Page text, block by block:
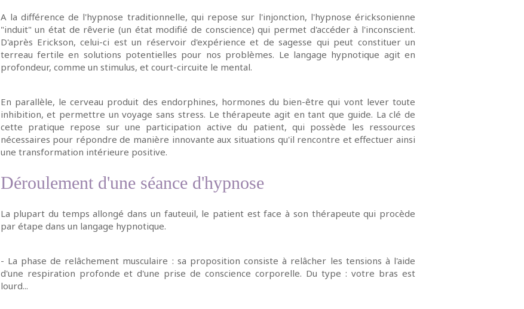
A la différence de l'hypnose traditionnelle, qui repose sur l'injonction, l'hypnose éricksonienne
"induit" un état de rêverie (un état modifié de conscience) qui permet d'accéder à l'inconscient.
D'après Erickson, celui-ci est un réservoir d'expérience et de sagesse qui peut constituer un
terreau fertile en solutions potentielles pour nos problèmes. Le langage hypnotique agit en
profondeur, comme un stimulus, et court-circuite le mental.
En parallèle, le cerveau produit des endorphines, hormones du bien-être qui vont lever toute
inhibition, et permettre un voyage sans stress. Le thérapeute agit en tant que guide. La clé de
cette pratique repose sur une participation active du patient, qui possède les ressources
nécessaires pour répondre de manière innovante aux situations qu'il rencontre et effectuer ainsi
une transformation intérieure positive.
Déroulement d'une séance d'hypnose
La plupart du temps allongé dans un fauteuil, le patient est face à son thérapeute qui procède
par étape dans un langage hypnotique.
- La phase de relâchement musculaire : sa proposition consiste à relâcher les tensions à l'aide
d'une respiration profonde et d'une prise de conscience corporelle. Du type : votre bras est
lourd...